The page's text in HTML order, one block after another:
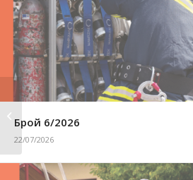
Брой 6/2026
22/07/2026